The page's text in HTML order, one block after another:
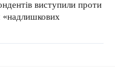
виступили проти
«надлишкових